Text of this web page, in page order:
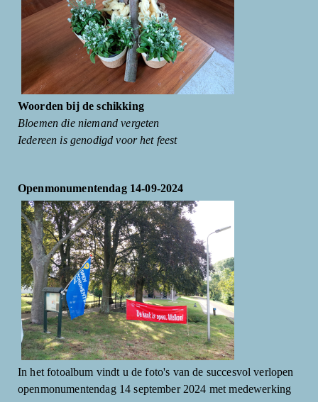
Woorden bij de schikking
Bloemen die niemand vergeten
Iedereen is genodigd voor het feest
Openmonumentendag 14-09-2024
In het fotoalbum vindt u de foto's van de succesvol verlopen
openmonumentendag 14 september 2024 met medewerking